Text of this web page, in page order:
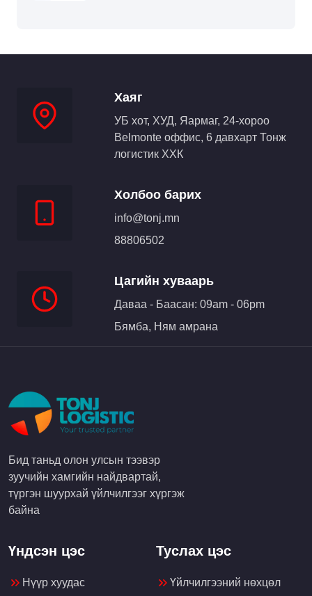
Хаяг
УБ хот, ХУД, Яармаг, 24-хороо
Belmonte оффис, 6 давхарт Тонж
логистик ХХК
Холбоо барих
info@tonj.mn
88806502
Цагийн хуваарь
Даваа - Баасан: 09am - 06pm
Бямба, Ням амрана
Бид таньд олон улсын тээвэр
зуучийн хамгийн найдвартай,
түргэн шуурхай үйлчилгээг хүргэж
байна
Үндсэн цэс
Нүүр хуудас
Туслах цэс
Үйлчилгээний нөхцөл